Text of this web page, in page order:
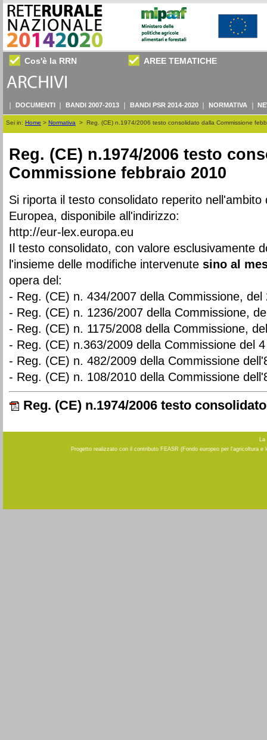
Cos'è la RRN AREE TEMATICHE
DOCUMENTI BANDI 2007-2013 BANDI PSR 2014-2020 NORMATIVA
Sei in: Home > Normativa > Reg. (CE) n.1974/2006 testo consolidato dalla Commissione
Reg. (CE) n.1974/2006 testo
Commissione febbraio 2010
Si riporta il testo consolidato reperito nell'ambito
Europea, disponibile all'indirizzo:
http://eur-lex.europa.eu
Il testo consolidato, con valore esclusivamente
l'insieme delle modifiche intervenute sino al
opera del:
- Reg. (CE) n. 434/2007 della Commissione, del
- Reg. (CE) n. 1236/2007 della Commissione,
- Reg. (CE) n. 1175/2008 della Commissione,
- Reg. (CE) n.363/2009 della Commissione del
- Reg. (CE) n. 482/2009 della Commissione
- Reg. (CE) n. 108/2010 della Commissione
Reg. (CE) n.1974/2006 testo consolidato
La
Progetto realizzato con il contributo FEASR (Fondo europeo per l'agricoltura